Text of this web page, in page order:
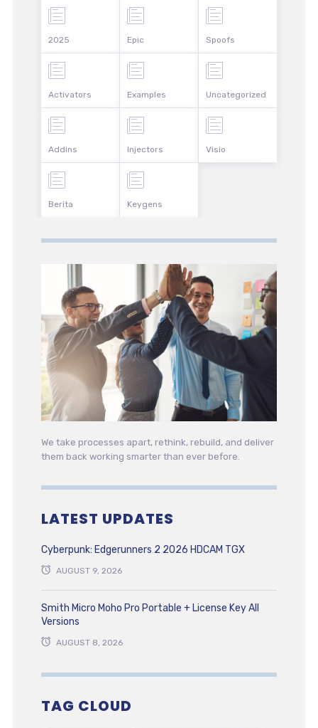
2025
Activators
Addins
Berita
Epic
Examples
Injectors
Keygens
Spoofs
Uncategorized
Visio
We take processes apart, rethink, rebuild, and deliver
them back working smarter than ever before.
LATEST UPDATES
Cyberpunk: Edgerunners 2 2026 HDCAM TGX
AUGUST 9, 2026
Smith Micro Moho Pro Portable + License Key All
Versions
AUGUST 8, 2026
TAG CLOUD